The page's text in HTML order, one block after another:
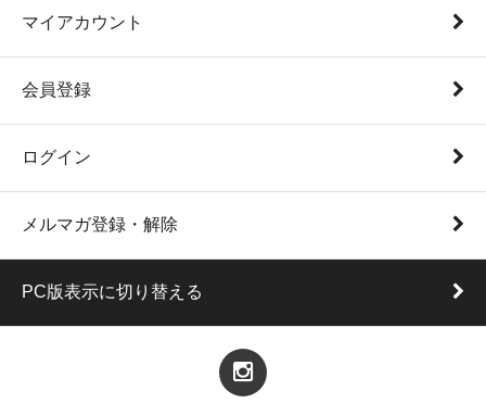
マイアカウント
会員登録
ログイン
メルマガ登録・解除
PC版表示に切り替える